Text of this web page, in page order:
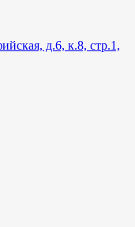
д.6, к.8, стр.1,